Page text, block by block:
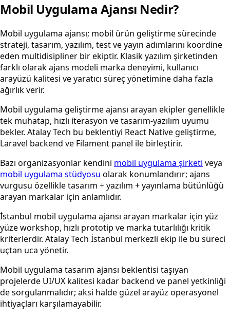
Mobil Uygulama Ajansı Nedir?
Mobil uygulama ajansı; mobil ürün geliştirme sürecinde
strateji, tasarım, yazılım, test ve yayın adımlarını koordine
eden multidisipliner bir ekiptir. Klasik yazılım şirketinden
farklı olarak ajans modeli marka deneyimi, kullanıcı
arayüzü kalitesi ve yaratıcı süreç yönetimine daha fazla
ağırlık verir.
Mobil uygulama geliştirme ajansı arayan ekipler genellikle
tek muhatap, hızlı iterasyon ve tasarım-yazılım uyumu
bekler. Atalay Tech bu beklentiyi React Native geliştirme,
Laravel backend ve Filament panel ile birleştirir.
Bazı organizasyonlar kendini mobil uygulama şirketi veya
mobil uygulama stüdyosu olarak konumlandırır; ajans
vurgusu özellikle tasarım + yazılım + yayınlama bütünlüğü
arayan markalar için anlamlıdır.
İstanbul mobil uygulama ajansı arayan markalar için yüz
yüze workshop, hızlı prototip ve marka tutarlılığı kritik
kriterlerdir. Atalay Tech İstanbul merkezli ekip ile bu süreci
uçtan uca yönetir.
Mobil uygulama tasarım ajansı beklentisi taşıyan
projelerde UI/UX kalitesi kadar backend ve panel yetkinliği
de sorgulanmalıdır; aksi halde güzel arayüz operasyonel
ihtiyaçları karşılamayabilir.